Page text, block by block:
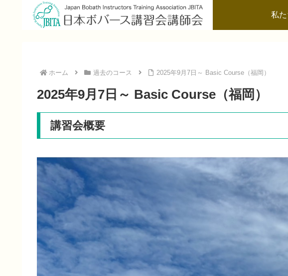
私
ホーム 過去のコース 2025年9月7日～ Basic Course（福岡）
2025年9月7日～ Basic Course（福岡）
講習会概要